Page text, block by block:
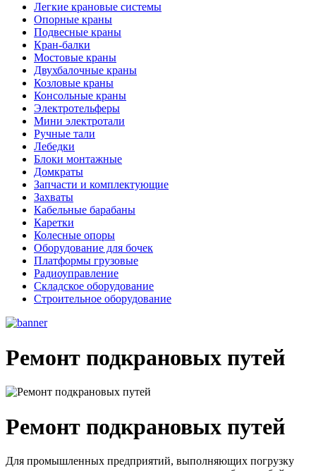
Легкие крановые системы
Опорные краны
Подвесные краны
Кран-балки
Мостовые краны
Двухбалочные краны
Козловые краны
Консольные краны
Электротельферы
Мини электротали
Ручные тали
Лебедки
Блоки монтажные
Домкраты
Запчасти и комплектующие
Захваты
Кабельные барабаны
Каретки
Колесные опоры
Оборудование для бочек
Платформы грузовые
Радиоуправление
Складское оборудование
Строительное оборудование
Ремонт подкрановых путей
Ремонт подкрановых путей
Для промышленных предприятий, выполняющих погрузку